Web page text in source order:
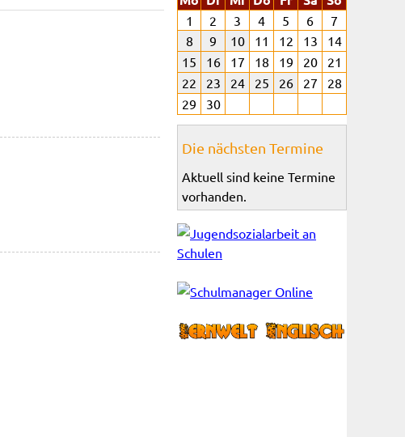
1 2 3 4 5 6
7
8
9 10 11 12 13
14
15
16 17 18 19 20
21
22
23 24 25 26 27
28
29
30
Die nächsten Termine
Aktuell sind keine Termine
vorhanden.